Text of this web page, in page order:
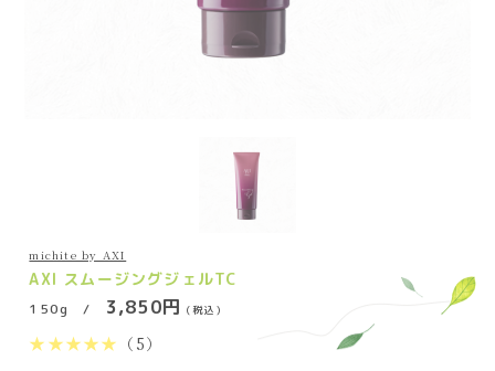
michite by AXI
AXI スムージングジェルTC
150g / 3,850円 （税込）
★★★★★ （5）